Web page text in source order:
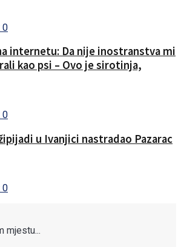
0
internetu: Da nije inostranstva mi
kao psi – Ovo je sirotinja,
0
u Ivanjici nastradao Pazarac
0
mjestu...